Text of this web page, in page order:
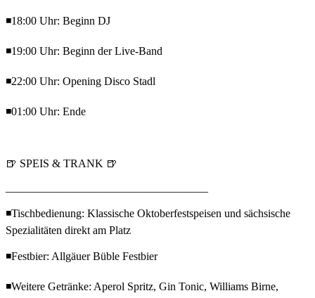
◾18:00 Uhr: Beginn DJ
◾19:00 Uhr: Beginn der Live-Band
◾22:00 Uhr: Opening Disco Stadl
◾01:00 Uhr: Ende
🍺 SPEIS & TRANK 🍺
◾Tischbedienung: Klassische Oktoberfestspeisen und sächsische
Spezialitäten direkt am Platz
◾Festbier: Allgäuer Büble Festbier
◾Weitere Getränke: Aperol Spritz, Gin Tonic, Williams Birne,